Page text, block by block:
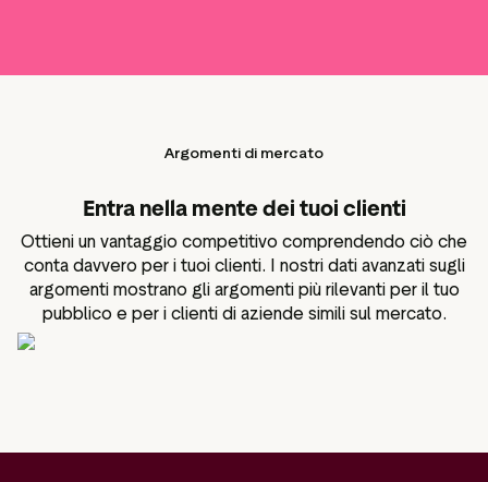
Argomenti di mercato
Entra nella mente dei tuoi clienti
Ottieni un vantaggio competitivo comprendendo ciò che
conta davvero per i tuoi clienti. I nostri dati avanzati sugli
argomenti mostrano gli argomenti più rilevanti per il tuo
pubblico e per i clienti di aziende simili sul mercato.